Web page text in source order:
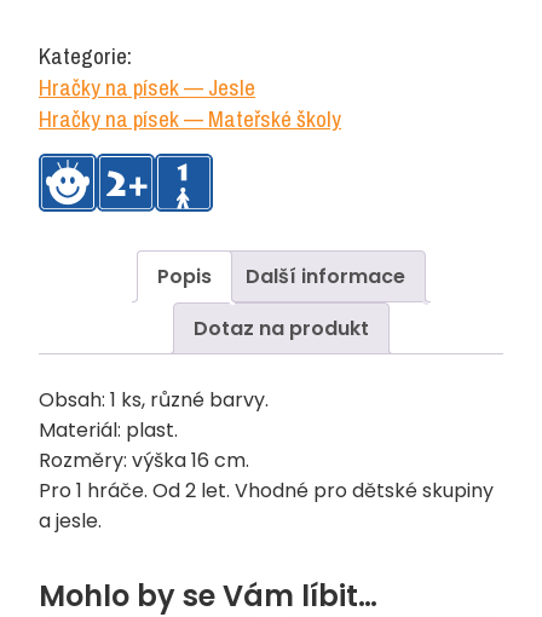
Kategorie:
Hračky na písek — Jesle
Hračky na písek — Mateřské školy
Popis
Další informace
Dotaz na produkt
Obsah: 1 ks, různé barvy.
Materiál: plast.
Rozměry: výška 16 cm.
Pro 1 hráče. Od 2 let. Vhodné pro dětské skupiny
a jesle.
Mohlo by se Vám líbit…